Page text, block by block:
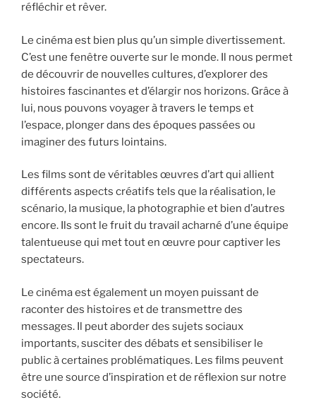
réfléchir et rêver.
Le cinéma est bien plus qu’un simple divertissement.
C’est une fenêtre ouverte sur le monde. Il nous permet
de découvrir de nouvelles cultures, d’explorer des
histoires fascinantes et d’élargir nos horizons. Grâce à
lui, nous pouvons voyager à travers le temps et
l’espace, plonger dans des époques passées ou
imaginer des futurs lointains.
Les films sont de véritables œuvres d’art qui allient
différents aspects créatifs tels que la réalisation, le
scénario, la musique, la photographie et bien d’autres
encore. Ils sont le fruit du travail acharné d’une équipe
talentueuse qui met tout en œuvre pour captiver les
spectateurs.
Le cinéma est également un moyen puissant de
raconter des histoires et de transmettre des
messages. Il peut aborder des sujets sociaux
importants, susciter des débats et sensibiliser le
public à certaines problématiques. Les films peuvent
être une source d’inspiration et de réflexion sur notre
société.